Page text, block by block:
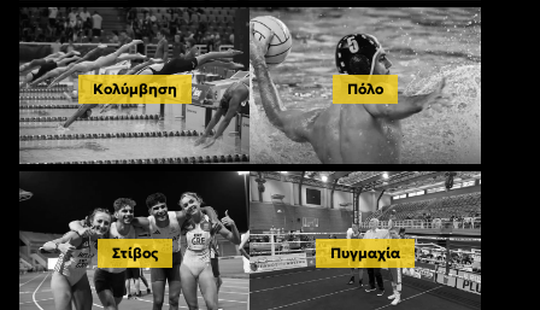
Κολύμβηση Πόλο
Στίβος Πυγμαχία